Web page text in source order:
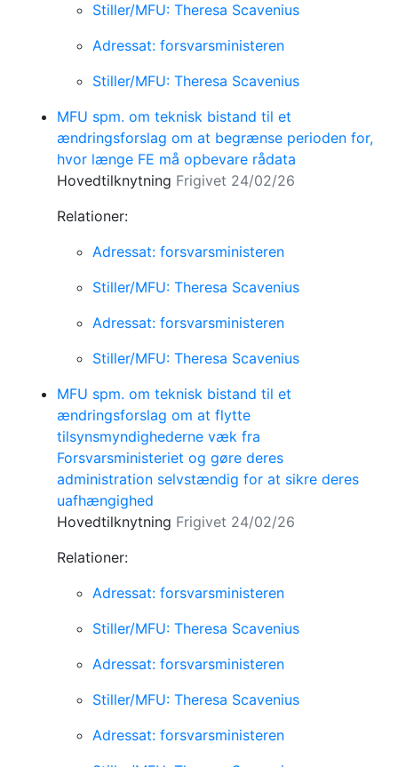
Stiller/MFU: Theresa Scavenius
Adressat: forsvarsministeren
Stiller/MFU: Theresa Scavenius
MFU spm. om teknisk bistand til et
ændringsforslag om at begrænse perioden for,
hvor længe FE må opbevare rådata
Hovedtilknytning Frigivet 24/02/26
Relationer:
Adressat: forsvarsministeren
Stiller/MFU: Theresa Scavenius
Adressat: forsvarsministeren
Stiller/MFU: Theresa Scavenius
MFU spm. om teknisk bistand til et
ændringsforslag om at flytte
tilsynsmyndighederne væk fra
Forsvarsministeriet og gøre deres
administration selvstændig for at sikre deres
uafhængighed
Hovedtilknytning Frigivet 24/02/26
Relationer:
Adressat: forsvarsministeren
Stiller/MFU: Theresa Scavenius
Adressat: forsvarsministeren
Stiller/MFU: Theresa Scavenius
Adressat: forsvarsministeren